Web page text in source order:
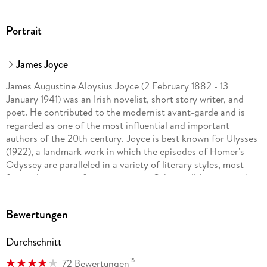
Portrait
James Joyce
James Augustine Aloysius Joyce (2 February 1882 - 13
January 1941) was an Irish novelist, short story writer, and
poet. He contributed to the modernist avant-garde and is
regarded as one of the most influential and important
authors of the 20th century. Joyce is best known for Ulysses
(1922), a landmark work in which the episodes of Homer's
Odyssey are paralleled in a variety of literary styles, most
famously stream of consciousness. Other well-known works
Finnegans Wake (1939). His other writings include three
journalism.
Bewertungen
Durchschnitt
72 Bewertungen15